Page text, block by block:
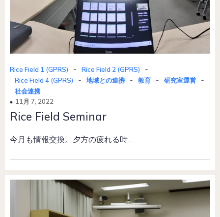
Rice Field 1 (GPRS) - Rice Field 2 (GPRS) -
Rice Field 4 (GPRS) - 地域との連携 - 教育 - 研究室運営 -
社会連携
11月 7, 2022
Rice Field Seminar
今月も情報交換。夕方の疲れる時…